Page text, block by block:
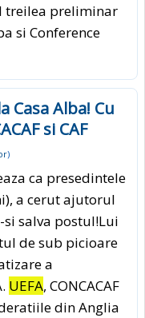
treilea preliminar
si Conference
Alba! Cu
si CAF
)
ca presedintele
a cerut ajutorul
salva postul!Lui
de sub picioare
a
UEFA, CONCACAF
din Anglia